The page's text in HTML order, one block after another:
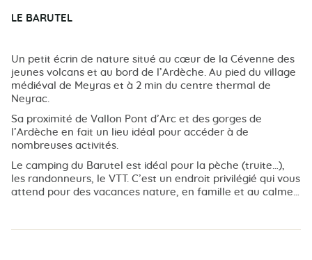
LE BARUTEL
Un petit écrin de nature situé au cœur de la Cévenne des
jeunes volcans et au bord de l’Ardèche. Au pied du village
médiéval de Meyras et à 2 min du centre thermal de
Neyrac.
Sa proximité de Vallon Pont d’Arc et des gorges de
l’Ardèche en fait un lieu idéal pour accéder à de
nombreuses activités.
Le camping du Barutel est idéal pour la pèche (truite…),
les randonneurs, le VTT. C’est un endroit privilégié qui vous
attend pour des vacances nature, en famille et au calme…